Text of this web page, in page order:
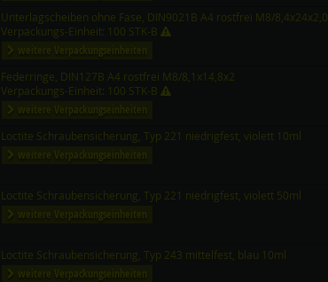
Unterlagscheiben ohne Fase, DIN9021B A4 rostfrei M8/8,4x24x2,0
Verpackungs-Einheit: 100 STK-B
weitere Verpackungseinheiten
Federringe, DIN127B A4 rostfrei M8/8,1x14,8x2
Verpackungs-Einheit: 100 STK-B
weitere Verpackungseinheiten
Loctite Schraubensicherung, Typ 221 niedrigfest, violett 10ml
weitere Verpackungseinheiten
Loctite Schraubensicherung, Typ 221 niedrigfest, violett 50ml
weitere Verpackungseinheiten
Loctite Schraubensicherung, Typ 243 mittelfest, blau 10ml
weitere Verpackungseinheiten